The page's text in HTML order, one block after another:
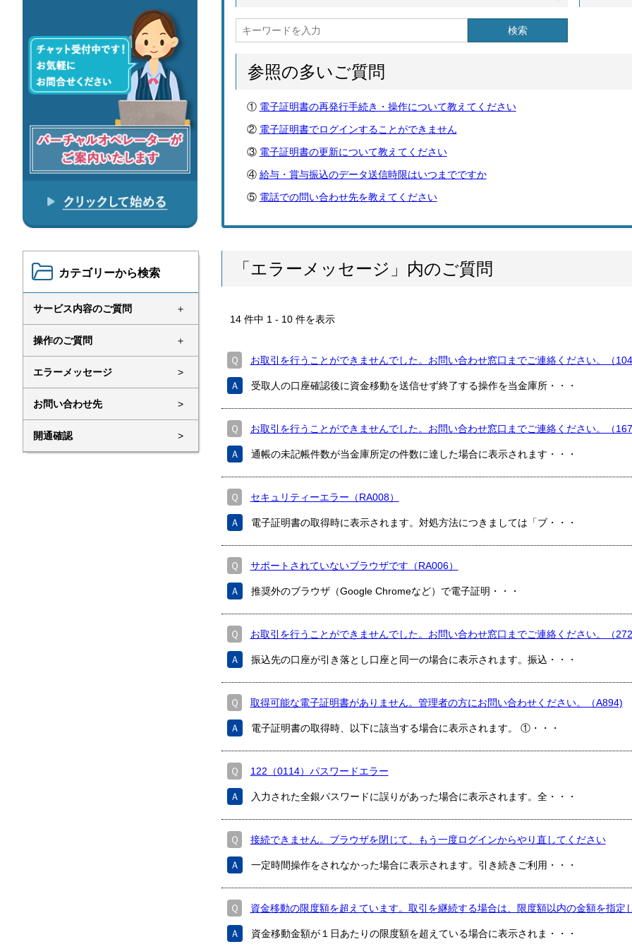
検索
参照の多いご質問
電子証明書の再発行手続き・操作について教えてください
電子証明書でログインすることができません
電子証明書の更新について教えてください
給与・賞与振込のデータ送信時限はいつまでですか
電話での問い合わせ先を教えてください
カテゴリーから検索
サービス内容のご質問 ＋
操作のご質問 ＋
エラーメッセージ >
お問い合わせ先 >
開通確認 >
「エラーメッセージ」内のご質問
14 件中 1 - 10 件を表示
Ｑ お取引を行うことができませんでした。お問い合わせ窓口までご連絡ください。（
Ａ 受取人の口座確認後に資金移動を送信せず終了する操作を当金庫所・・・
Ｑ お取引を行うことができませんでした。お問い合わせ窓口までご連絡ください。（
Ａ 通帳の未記帳件数が当金庫所定の件数に達した場合に表示されます・・・
Ｑ セキュリティーエラー（RA008）
Ａ 電子証明書の取得時に表示されます。対処方法につきましては「ブ・・・
Ｑ サポートされていないブラウザです（RA006）
Ａ 推奨外のブラウザ（Google Chromeなど）で電子証明・・・
Ｑ お取引を行うことができませんでした。お問い合わせ窓口までご連絡ください。（
Ａ 振込先の口座が引き落とし口座と同一の場合に表示されます。振込・・・
Ｑ 取得可能な電子証明書がありません。管理者の方にお問い合わせください。（A894)
Ａ 電子証明書の取得時、以下に該当する場合に表示されます。 ①・・・
Ｑ 122（0114）パスワードエラー
Ａ 入力された全銀パスワードに誤りがあった場合に表示されます。全・・・
Ｑ 接続できません。ブラウザを閉じて、もう一度ログインからやり直してください
Ａ 一定時間操作をされなかった場合に表示されます。引き続きご利用・・・
Ｑ 資金移動の限度額を超えています。取引を継続する場合は、限度額以内の金額を指定
Ａ 資金移動金額が１日あたりの限度額を超えている場合に表示されま・・・